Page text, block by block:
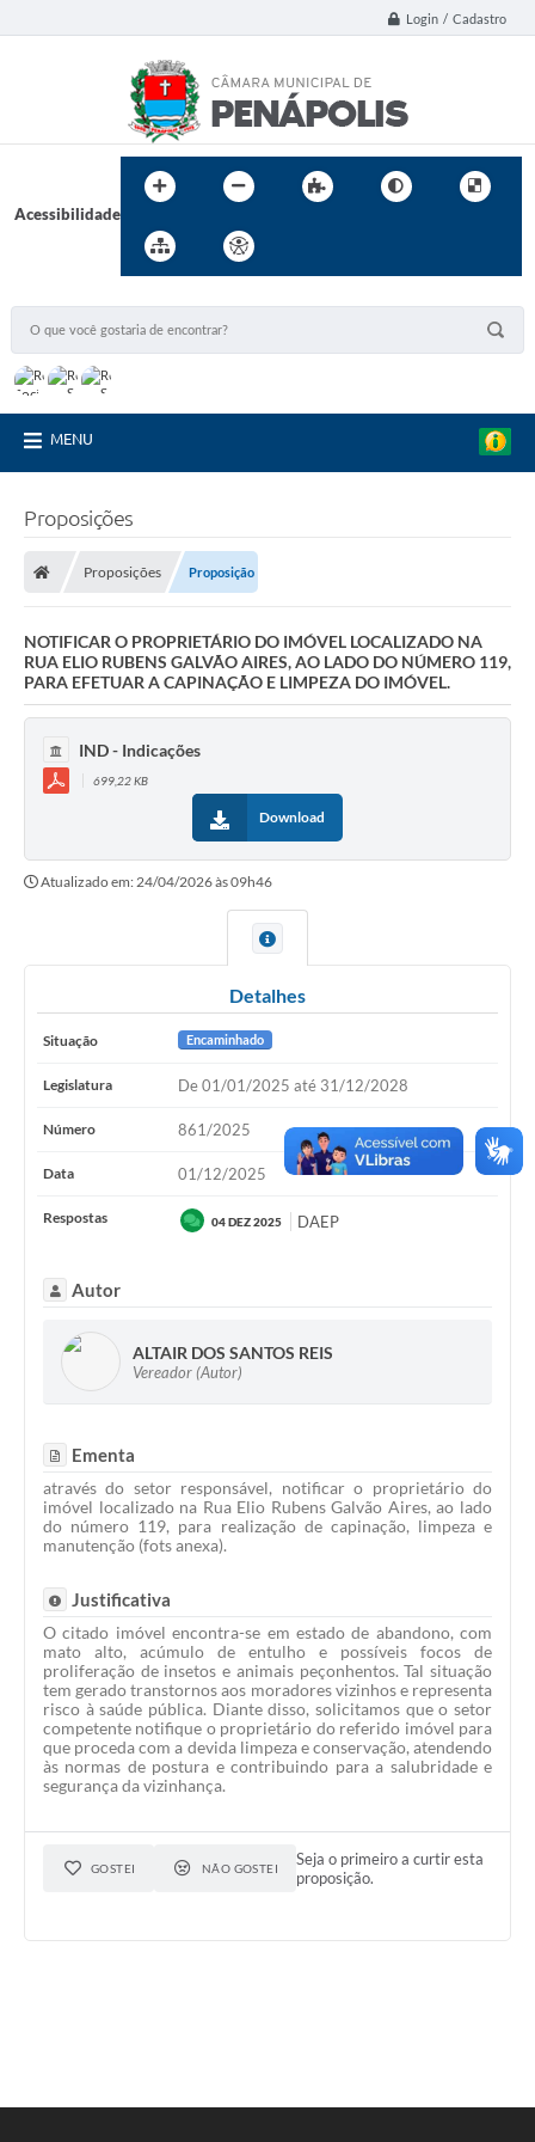
Login / Cadastro
Acessibilidade
MENU
Proposições
Proposições Proposição
NOTIFICAR O PROPRIETÁRIO DO IMÓVEL LOCALIZADO NA
RUA ELIO RUBENS GALVÃO AIRES, AO LADO DO NÚMERO 119,
PARA EFETUAR A CAPINAÇÃO E LIMPEZA DO IMÓVEL.
IND - Indicações
699,22 KB
Download
Atualizado em: 24/04/2026 às 09h46
Detalhes
Situação Encaminhado
Legislatura De 01/01/2025 até 31/12/2028
Número 861/2025
Data 01/12/2025
Respostas 04 DEZ 2025 DAEP
Autor
ALTAIR DOS SANTOS REIS
Vereador (Autor)
Ementa
através do setor responsável, notificar o proprietário do
imóvel localizado na Rua Elio Rubens Galvão Aires, ao lado
do número 119, para realização de capinação, limpeza e
manutenção (fots anexa).
Justificativa
O citado imóvel encontra-se em estado de abandono, com
mato alto, acúmulo de entulho e possíveis focos de
proliferação de insetos e animais peçonhentos. Tal situação
tem gerado transtornos aos moradores vizinhos e representa
risco à saúde pública. Diante disso, solicitamos que o setor
competente notifique o proprietário do referido imóvel para
que proceda com a devida limpeza e conservação, atendendo
às normas de postura e contribuindo para a salubridade e
segurança da vizinhança.
GOSTEI NÃO GOSTEI
Seja o primeiro a curtir esta
proposição.